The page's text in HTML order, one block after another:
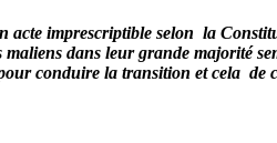
acte imprescriptible selon la
dans leur grande majorité
conduire la transition et cela de